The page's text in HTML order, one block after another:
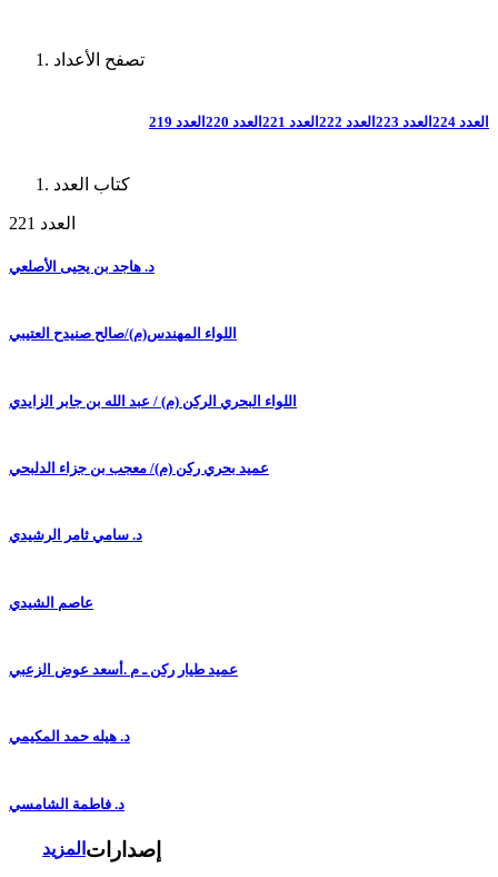
تصفح الأعداد
العدد 224 العدد 223 العدد 222 العدد 221 العدد 220 العدد 219
كتاب العدد
العدد 221
د. هاجد بن يحيى الأصلعي
اللواء المهندس(م)/صالح صنيدح العتيبي
اللواء البحري الركن (م) / عبد الله بن جابر الزايدي
عميد بحري ركن (م)/ معجب بن جزاء الدلبحي
د. سامي ثامر الرشيدي
عاصم الشيدي
عميد طيار ركن ـ م .أسعد عوض الزعبي
د. هيله حمد المكيمي
د. فاطمة الشامسي
المزيد إصدارات